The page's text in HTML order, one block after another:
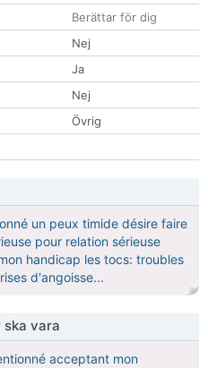
Berättar för dig
Nej
Ja
Nej
Övrig
un peux timide désire faire
pour relation sérieuse
handicap les tocs: troubles
d'angoisse...
vara
acceptant mon